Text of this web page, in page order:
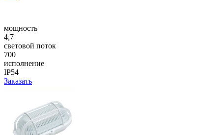
мощность
4,7
световой поток
700
исполнение
IP54
Заказать